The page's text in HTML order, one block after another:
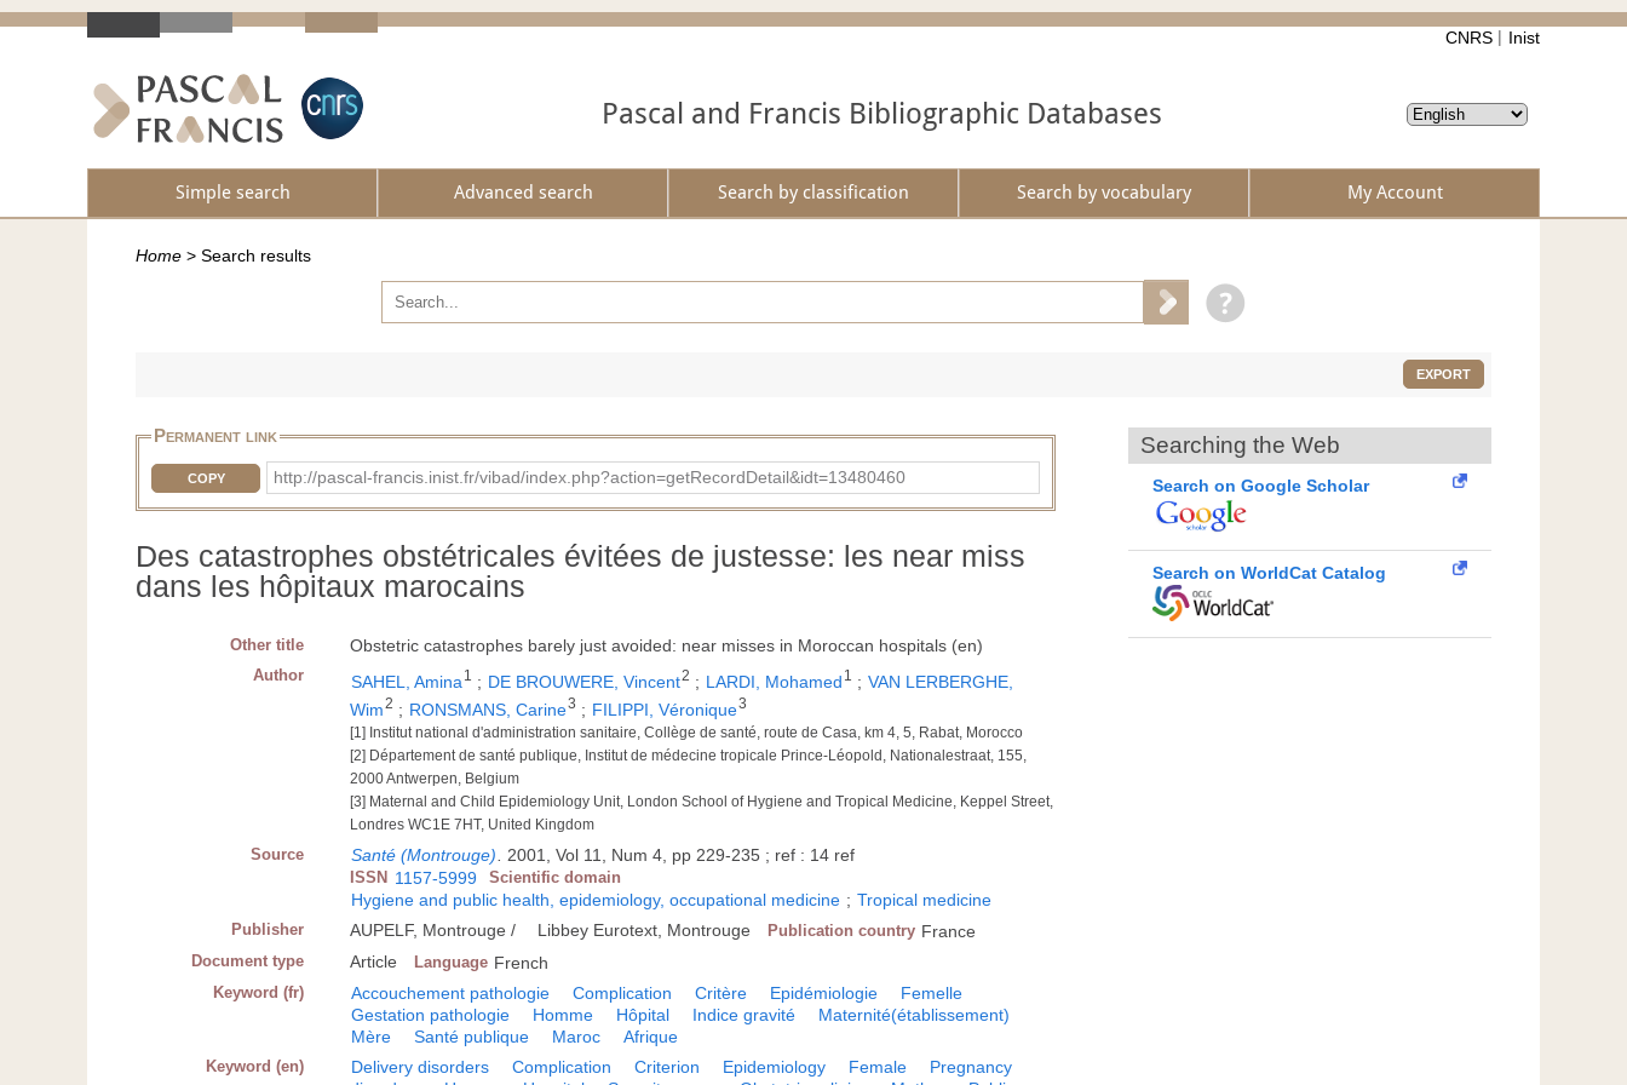
CNRS Inist
Pascal and Francis Bibliographic Databases
Simple search Advanced search Search by classification Search by vocabulary My Account
Home > Search results
EXPORT
Permanent link
COPY http://pascal-francis.inist.fr/vibad/index.php?action=getRecordDetail&idt=13480460
Des catastrophes obstétricales évitées de justesse: les near miss
dans les hôpitaux marocains
Other title Obstetric catastrophes barely just avoided: near misses in Moroccan hospitals (en)
Author SAHEL, Amina 1 ; DE BROUWERE, Vincent2 ; LARDI, Mohamed 1 ; VAN LERBERGHE,
Wim2 ; RONSMANS, Carine3 ; FILIPPI, Véronique3
[1] Institut national d'administration sanitaire, Collège de santé, route de Casa, km 4, 5, Rabat, Morocco
[2] Département de santé publique, Institut de médecine tropicale Prince-Léopold, Nationalestraat, 155,
2000 Antwerpen, Belgium
[3] Maternal and Child Epidemiology Unit, London School of Hygiene and Tropical Medicine, Keppel Street,
Londres WC1E 7HT, United Kingdom
Source Santé (Montrouge) 2001, Vol 11, Num 4, pp 229-235 ; ref : 14 ref
ISSN 1157-5999 Scientific domain
Hygiene and public health, epidemiology, occupational medicine ; Tropical medicine
Publisher AUPELF, Montrouge / Libbey Eurotext, Montrouge Publication country France
Document type Article Language French
Keyword (fr) Accouchement pathologie Complication Critère Epidémiologie
Femelle
Gestation pathologie
Homme Hôpital Indice gravité
Maternité(établissement)
Mère
Santé publique Maroc Afrique
Keyword (en) Delivery disorders Complication Criterion Epidemiology Female
Pregnancy
Searching the Web
Search on Google Scholar
Search on WorldCat Catalog